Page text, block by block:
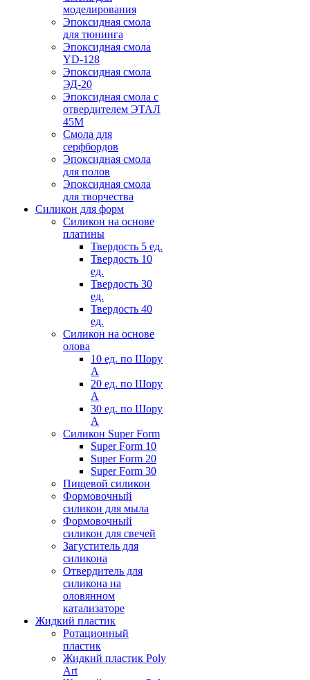
моделирования
Эпоксидная смола
для тюнинга
Эпоксидная смола
YD-128
Эпоксидная смола
ЭД-20
Эпоксидная смола с
отвердителем ЭТАЛ
45М
Смола для
серфбордов
Эпоксидная смола
для полов
Эпоксидная смола
для творчества
Силикон для форм
Силикон на основе
платины
Твердость 5 ед.
Твердость 10
ед.
Твердость 30
ед.
Твердость 40
ед.
Силикон на основе
олова
10 ед. по Шору
А
20 ед. по Шору
А
30 ед. по Шору
А
Силикон Super Form
Super Form 10
Super Form 20
Super Form 30
Пищевой силикон
Формовочный
силикон для мыла
Формовочный
силикон для свечей
Загуститель для
силикона
Отвердитель для
силикона на
оловянном
катализаторе
Жидкий пластик
Ротационный
пластик
Жидкий пластик Poly
Art